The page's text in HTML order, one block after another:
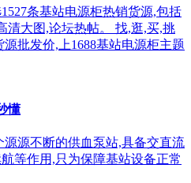
条基站电源柜热销货源,包括
清大图,论坛热帖。 找,逛,买,挑
批发价,上1688基站电源柜主题
懂
源不断的供血泵站,具备交直流
等作用,只为保障基站设备正常